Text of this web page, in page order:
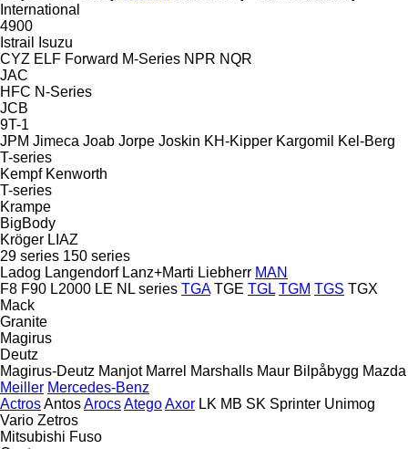
International
4900
Istrail
Isuzu
CYZ ELF Forward M-Series NPR NQR
JAC
HFC N-Series
JCB
9T-1
JPM Jimeca Joab Jorpe Joskin KH-Kipper Kargomil
Kel-Berg
T-series
Kempf Kenworth
T-series
Krampe
BigBody
Kröger LIAZ
29 series 150 series
Ladog Langendorf Lanz+Marti Liebherr MAN
F8 F90 L2000 LE NL series TGA TGE TGL TGM TGS TGX
Mack
Granite
Magirus
Deutz
Magirus-Deutz Manjot Marrel Marshalls Maur Bilpåbygg Mazda
Meiller Mercedes-Benz
ActrosAntosArocsAtegoAxor LK MB SK Sprinter Unimog
Vario Zetros
Mitsubishi Fuso